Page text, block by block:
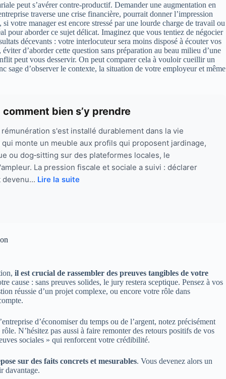
peut s’avérer contre-productif. Demander une augmentation en
traverse une crise financière, pourrait donner l’impression
votre manager est encore stressé par une lourde charge de travail ou
pour aborder ce sujet délicat. Imaginez que vous tentiez de négocier
décevants : votre interlocuteur sera moins disposé à écouter vos
d’aborder cette question sans préparation au beau milieu d’une
peut vous desservir. On peut comparer cela à vouloir cueillir un
sage d’observer le contexte, la situation de votre employeur et même
bien s’y prendre
s'est installé durablement dans la vie
monte un meuble aux profils qui proposent jardinage,
ou dog‑sitting sur des plateformes locales, le
La pression fiscale et sociale a suivi : déclarer
Lire la suite
il est crucial de rassembler des preuves tangibles de votre
cause : sans preuves solides, le jury restera sceptique. Pensez à vos
réussie d’un projet complexe, ou encore votre rôle dans
d’économiser du temps ou de l’argent, notez précisément
N’hésitez pas aussi à faire remonter des retours positifs de vos
sociales » qui renforcent votre crédibilité.
sur des faits concrets et mesurables. Vous devenez alors un
davantage.